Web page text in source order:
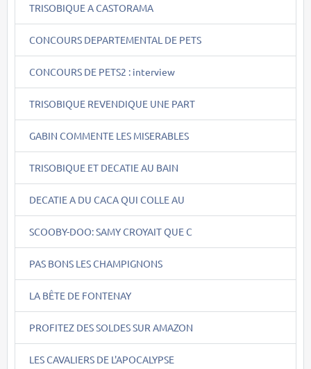
TRISOBIQUE A CASTORAMA
CONCOURS DEPARTEMENTAL DE PETS
CONCOURS DE PETS2 : interview
TRISOBIQUE REVENDIQUE UNE PART
GABIN COMMENTE LES MISERABLES
TRISOBIQUE ET DECATIE AU BAIN
DECATIE A DU CACA QUI COLLE AU
SCOOBY-DOO: SAMY CROYAIT QUE C
PAS BONS LES CHAMPIGNONS
LA BÊTE DE FONTENAY
PROFITEZ DES SOLDES SUR AMAZON
LES CAVALIERS DE L'APOCALYPSE